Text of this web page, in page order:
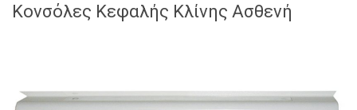
Κονσόλες Κεφαλής Κλίνης Ασθενή